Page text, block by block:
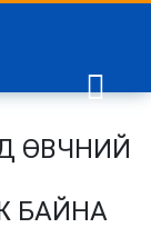
ӨВЧНИЙ
БАЙНА